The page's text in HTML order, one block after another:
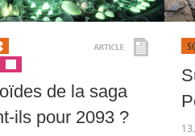
de la saga
ils pour 2093 ?